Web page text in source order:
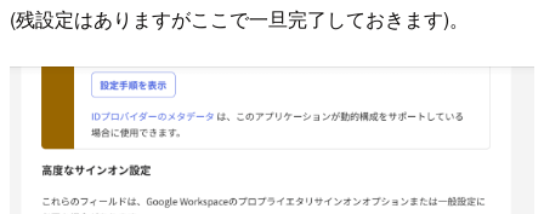
(残設定はありますがここで一旦完了しておきます)。